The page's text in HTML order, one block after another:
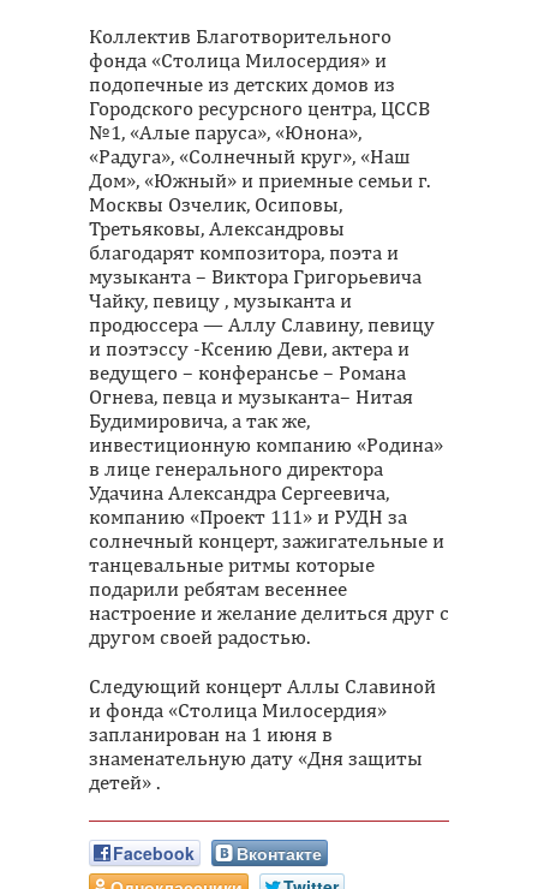
Коллектив Благотворительного
фонда «Столица Милосердия» и
подопечные из детских домов из
Городского ресурсного центра, ЦССВ
№1, «Алые паруса», «Юнона»,
«Радуга», «Солнечный круг», «Наш
Дом», «Южный» и приемные семьи г.
Москвы Озчелик, Осиповы,
Третьяковы, Александровы
благодарят композитора, поэта и
музыканта – Виктора Григорьевича
Чайку, певицу , музыканта и
продюссера — Аллу Славину, певицу
и поэтэссу -Ксению Деви, актера и
ведущего – конферансье – Романа
Огнева, певца и музыканта– Нитая
Будимировича, а так же,
инвестиционную компанию «Родина»
в лице генерального директора
Удачина Александра Сергеевича,
компанию «Проект 111» и РУДН за
солнечный концерт, зажигательные и
танцевальные ритмы которые
подарили ребятам весеннее
настроение и желание делиться друг с
другом своей радостью.
Следующий концерт Аллы Славиной
и фонда «Столица Милосердия»
запланирован на 1 июня в
знаменательную дату «Дня защиты
детей» .
Facebook
Вконтакте